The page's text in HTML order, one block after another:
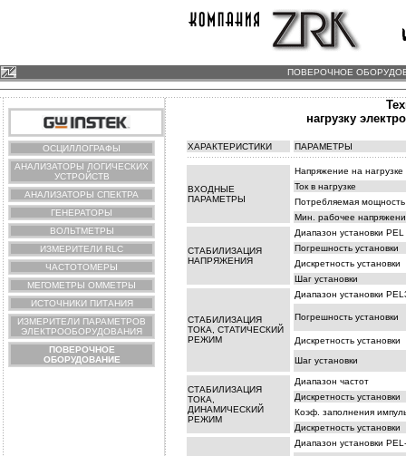
ПОВЕРОЧНОЕ
ОСЦИЛЛОГРАФЫ
АНАЛИЗАТОРЫ ЛОГИЧЕСКИХ
УСТРОЙСТВ
АНАЛИЗАТОРЫ СПЕКТРА
ГЕНЕРАТОРЫ
ВОЛЬТМЕТРЫ
ИЗМЕРИТЕЛИ RLC
ЧАСТОТОМЕРЫ
МЕГОМЕТРЫ ОММЕТРЫ
ИСТОЧНИКИ ПИТАНИЯ
ИЗМЕРИТЕЛИ ПАРАМЕТРОВ
ЭЛЕКТРООБОРУДОВАНИЯ
ПОВЕРОЧНОЕ
ОБОРУДОВАНИЕ
нагрузку
ХАРАКТЕРИСТИКИ ПАРАМЕТРЫ
ВХОДНЫЕ
ПАРАМЕТРЫ
Напряжение на нагрузке
Ток в нагрузке
Потребляемая мощность
Мин. рабочее
СТАБИЛИЗАЦИЯ
НАПРЯЖЕНИЯ
Диапазон установки
Погрешность установки
Дискретность установки
Шаг установки
СТАБИЛИЗАЦИЯ
ТОКА, СТАТИЧЕСКИЙ
РЕЖИМ
Диапазон установки
Погрешность установки
Дискретность установки
Шаг установки
СТАБИЛИЗАЦИЯ
ТОКА,
ДИНАМИЧЕСКИЙ
РЕЖИМ
Диапазон частот
Дискретность установки
Коэф. заполнения
Дискретность установки
Диапазон установки